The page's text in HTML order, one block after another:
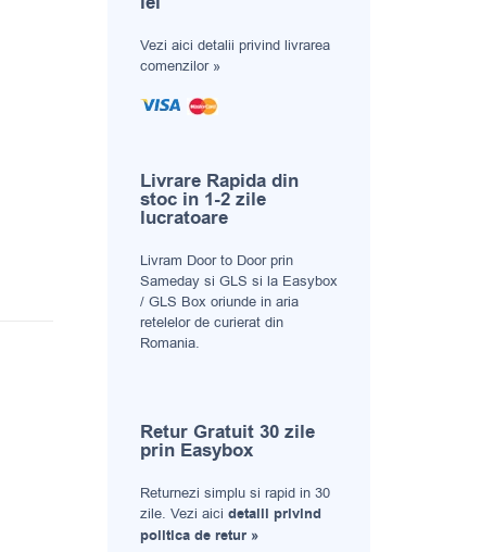
Vezi aici detalii privind livrarea
comenzilor »
Livrare Rapida din
stoc in 1-2 zile
lucratoare
Livram Door to Door prin
Sameday si GLS si la Easybox
/ GLS Box oriunde in aria
retelelor de curierat din
Romania.
Retur Gratuit 30 zile
prin Easybox
Returnezi simplu si rapid in 30
zile. Vezi aici detalii privind
politica de retur »